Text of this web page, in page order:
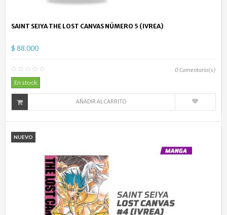
SAINT SEIYA THE LOST CANVAS NÚMERO 5 (IVREA)
$ 88.000
0Comentario(s)
En stock
AÑADIR AL CARRITO
NUEVO